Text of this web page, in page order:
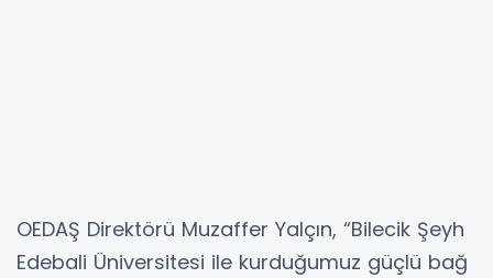
OEDAŞ Direktörü Muzaffer Yalçın, “Bilecik Şeyh
Edebali Üniversitesi ile kurduğumuz güçlü bağ